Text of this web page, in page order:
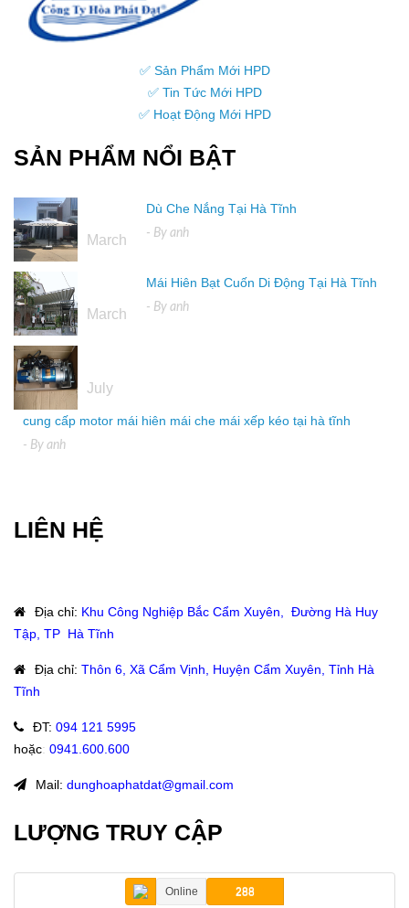
✅ Sản Phẩm Mới HPD
✅ Tin Tức Mới HPD
✅ Hoạt Động Mới HPD
SẢN PHẨM NỔI BẬT
March
Dù Che Nắng Tại Hà Tĩnh
- By anh
March
Mái Hiên Bạt Cuốn Di Động Tại Hà Tĩnh
- By anh
July
cung cấp motor mái hiên mái che mái xếp kéo tại hà tĩnh
- By anh
LIÊN HỆ
Địa chỉ: Khu Công Nghiệp Bắc Cẩm Xuyên, Đường Hà Huy
Tập, TP Hà Tĩnh
Địa chỉ: Thôn 6, Xã Cẩm Vịnh, Huyện Cẩm Xuyên, Tỉnh Hà
Tĩnh
ĐT: 094 121 5995
hoặc: 0941.600.600
Mail: dunghoaphatdat@gmail.com
LƯỢNG TRUY CẬP
Online 288